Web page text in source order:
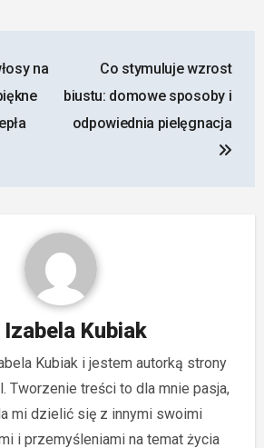
na
Co stymuluje wzrost
biustu: domowe sposoby i
odpowiednia pielęgnacja
Izabela Kubiak
Kubiak i jestem autorką strony
Tworzenie treści to dla mnie pasja,
mi dzielić się z innymi swoimi
i przemyśleniami na temat życia